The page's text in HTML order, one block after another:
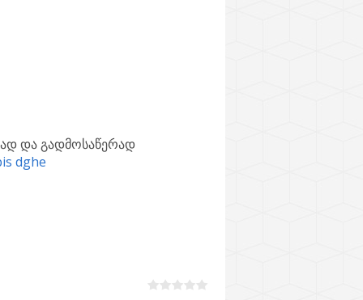
და გადმოსაწერად
dghe